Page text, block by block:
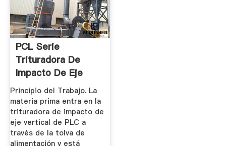
PCL Serie
Trituradora De
Impacto De Eje
Vertical_LIMING ...
Principio del Trabajo. La
materia prima entra en la
trituradora de impacto de
eje vertical de PLC a
través de la tolva de
alimentación y está